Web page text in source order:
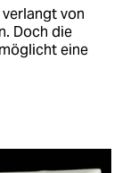
von
Doch die
eine